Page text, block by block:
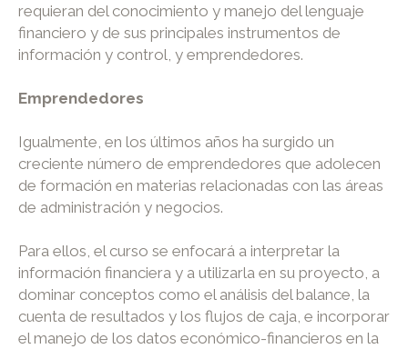
requieran del conocimiento y manejo del lenguaje
financiero y de sus principales instrumentos de
información y control, y emprendedores.
Emprendedores
Igualmente, en los últimos años ha surgido un
creciente número de emprendedores que adolecen
de formación en materias relacionadas con las áreas
de administración y negocios.
Para ellos, el curso se enfocará a interpretar la
información financiera y a utilizarla en su proyecto, a
dominar conceptos como el análisis del balance, la
cuenta de resultados y los flujos de caja, e incorporar
el manejo de los datos económico-financieros en la